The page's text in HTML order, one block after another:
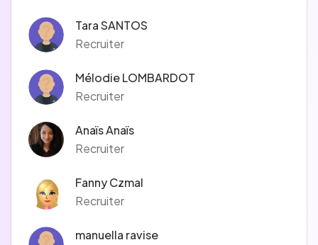
Tara SANTOS
Recruiter
Mélodie LOMBARDOT
Recruiter
Anaïs Anaïs
Recruiter
Fanny Czmal
Recruiter
manuella ravise